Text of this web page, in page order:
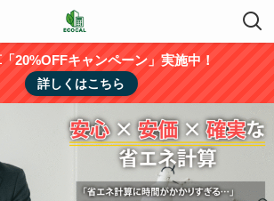
20%OFFキャンペーン」実施中！
詳しくはこちら